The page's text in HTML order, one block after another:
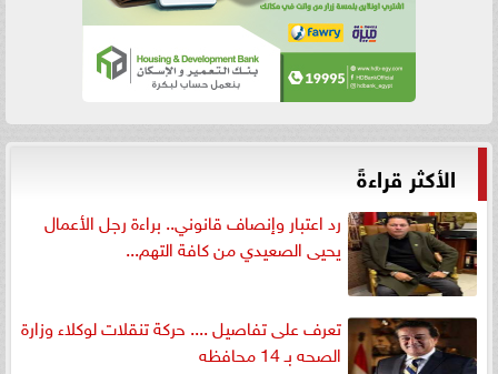
الأكثر قراءةً
رد اعتبار وإنصاف قانوني.. براءة رجل الأعمال
يحيى الصعيدي من كافة التهم...
تعرف على تفاصيل .... حركة تنقلات لوكلاء وزارة
الصحه بـ 14 محافظه